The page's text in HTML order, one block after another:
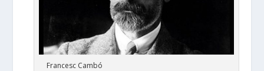
Francesc Cambó